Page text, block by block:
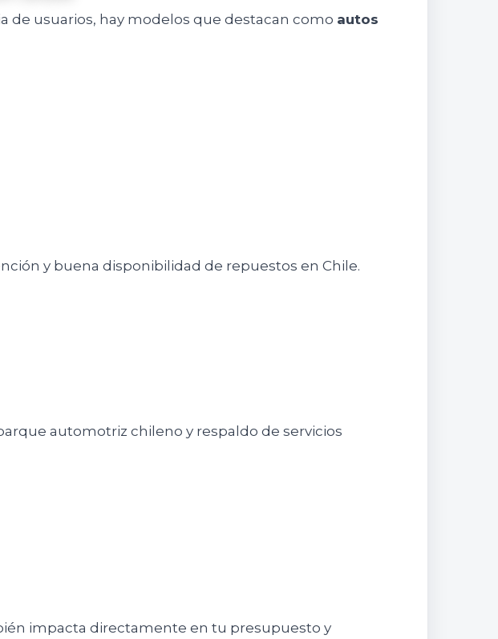
de usuarios, hay modelos que destacan como autos
y buena disponibilidad de repuestos en Chile.
automotriz chileno y respaldo de servicios
impacta directamente en tu presupuesto y